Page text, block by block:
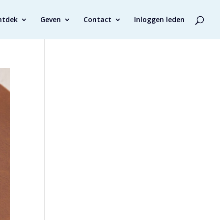
Geven Contact Inloggen leden